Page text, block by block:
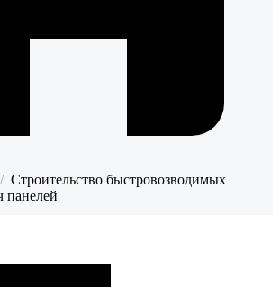
/ Строительство быстровозводимых
панелей